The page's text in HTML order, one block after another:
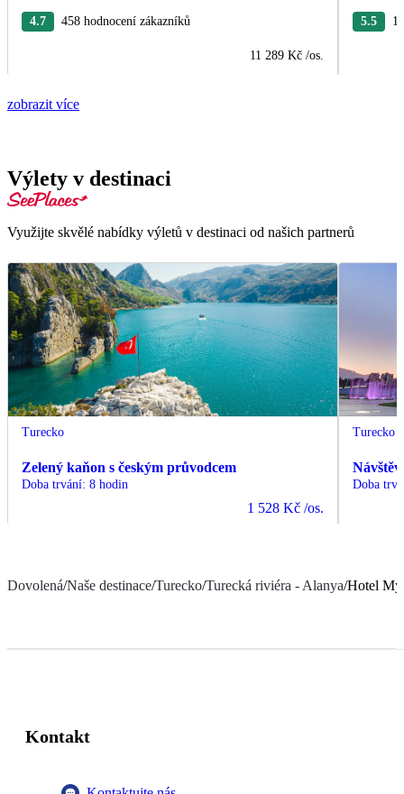
4.7 458 hodnocení zákazníků
11 289 Kč /os.
5.5
zobrazit více
Výlety v destinaci
Využijte skvělé nabídky výletů v destinaci od našich partnerů
Turecko
Zelený kaňon s českým průvodcem
Doba trvání: 8 hodin
1 528 Kč /os.
Turecko
Doba
Dovolená/Naše destinace/Turecko/Turecká riviéra - Alanya/Hotel My
Kontakt